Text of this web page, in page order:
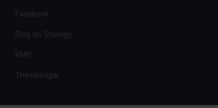
Facebook
Blog on Strategy
RMP
Themanager